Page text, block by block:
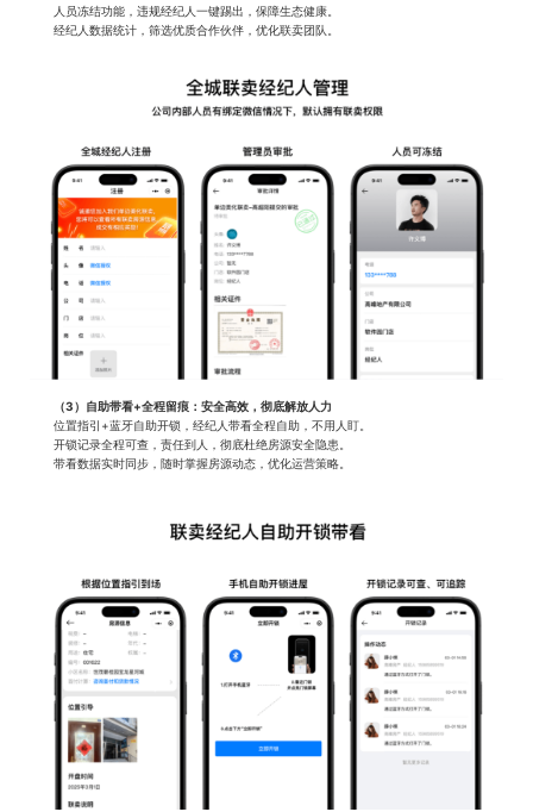
人员冻结功能，违规经纪人一键踢出，保障生态健康。
经纪人数据统计，筛选优质合作伙伴，优化联卖团队。
（3）自助带看+全程留痕：安全高效，彻底解放人力
位置指引+蓝牙自助开锁，经纪人带看全程自助，不用人盯。
开锁记录全程可查，责任到人，彻底杜绝房源安全隐患。
带看数据实时同步，随时掌握房源动态，优化运营策略。